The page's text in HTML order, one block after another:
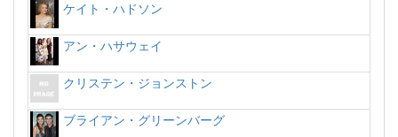
ケイト・ハドソン
アン・ハサウェイ
クリステン・ジョンストン
ブライアン・グリーンバーグ